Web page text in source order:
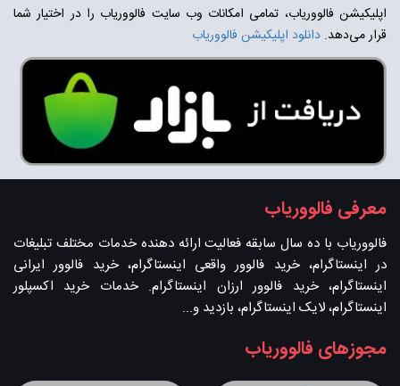
اپلیکیشن فالووریاب، تمامی امکانات وب سایت فالووریاب را در اختیار شما
قرار می‌دهد. دانلود اپلیکیشن فالووریاب
معرفی فالووریاب
فالووریاب با ده سال سابقه فعالیت ارائه دهنده خدمات مختلف تبلیغات
در اینستاگرام، خرید فالوور واقعی اینستاگرام، خرید فالوور ایرانی
اینستاگرام، خرید فالوور ارزان اینستاگرام. خدمات خرید اکسپلور
اینستاگرام، لایک اینستاگرام، بازدید و...
مجوزهای فالووریاب